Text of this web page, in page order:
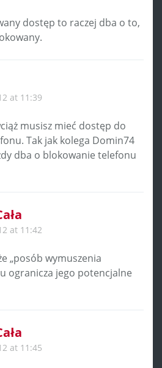
dostęp to raczej dba o to,
at 11:39
musisz mieć dostęp do
Tak jak kolega Domin74
dba o blokowanie telefonu
at 11:42
„posób wymuszenia
ogranicza jego potencjalne
at 11:45